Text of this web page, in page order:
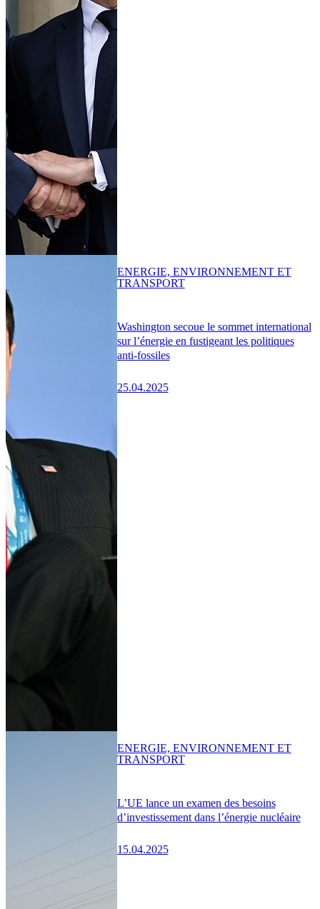
Washington secoue le sommet international
sur l’énergie en fustigeant les politiques
anti-fossiles
25.04.2025
ENERGIE, ENVIRONNEMENT ET
TRANSPORT
L’UE lance un examen des besoins
d’investissement dans l’énergie nucléaire
15.04.2025
ENERGIE, ENVIRONNEMENT ET
TRANSPORT